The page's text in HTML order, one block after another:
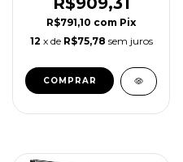
R$791,10 com Pix
12 x de R$75,78 sem juros